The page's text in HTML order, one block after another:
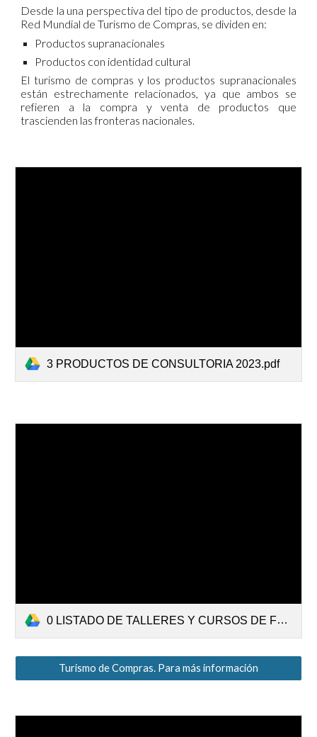
Desde la una perspectiva del tipo de productos, desde la
Red Mundial de Turismo de Compras, se dividen en:
Productos supranacionales
Productos con identidad cultural
El turismo de compras y los productos supranacionales
están estrechamente relacionados, ya que ambos se
refieren a la compra y venta de productos que
trascienden las fronteras nacionales.
3 PRODUCTOS DE CONSULTORIA 2023.pdf
0 LISTADO DE TALLERES Y CURSOS DE FORMACIÓN 2023.pdf
Turismo de Compras. Para más información